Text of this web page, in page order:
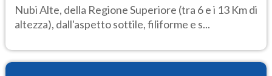
Nubi Alte, della Regione Superiore (tra 6 e i 13 Km di
altezza), dall'aspetto sottile, filiforme e s...